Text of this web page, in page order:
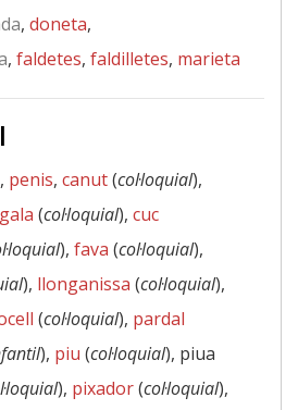
, doneta,
, faldetes, faldilletes, marieta
, penis, canut(col·loquial),
(col·loquial), cuc
), fava (col·loquial),
), llonganissa (col·loquial),
(col·loquial), pardal
), piu (col·loquial), piua
), pixador(col·loquial),